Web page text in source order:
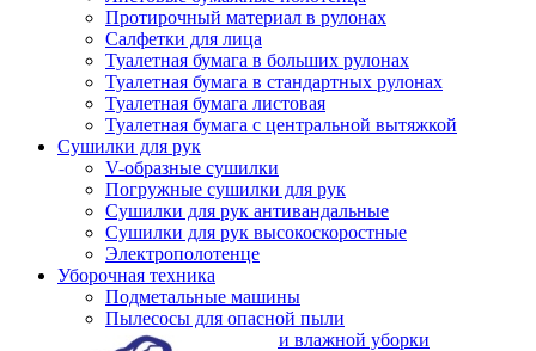
Протирочный материал в рулонах
Салфетки для лица
Туалетная бумага в больших рулонах
Туалетная бумага в стандартных рулонах
Туалетная бумага листовая
Туалетная бумага с центральной вытяжкой
Сушилки для рук
V-образные сушилки
Погружные сушилки для рук
Сушилки для рук антивандальные
Сушилки для рук высокоскоростные
Электрополотенце
Уборочная техника
Подметальные машины
Пылесосы для опасной пыли
Пылесосы для сухой и влажной уборки
Нажмите, чтобы увеличить